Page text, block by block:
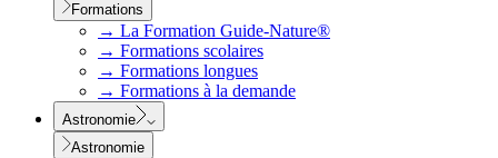
Formations
→ La Formation Guide-Nature®
→ Formations scolaires
→ Formations longues
→ Formations à la demande
Astronomie
Astronomie